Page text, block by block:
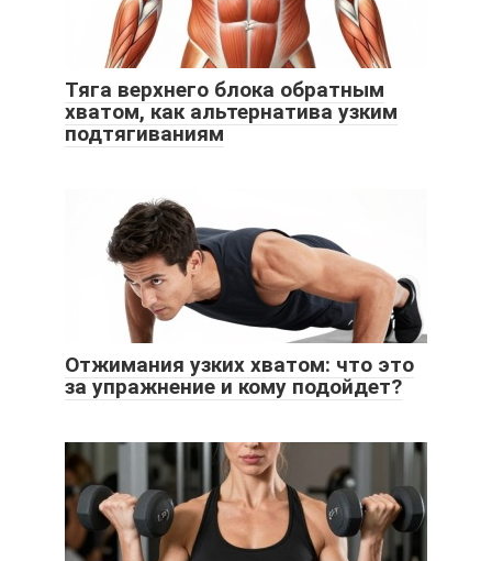
Тяга верхнего блока обратным
хватом, как альтернатива узким
подтягиваниям
Отжимания узких хватом: что это
за упражнение и кому подойдет?